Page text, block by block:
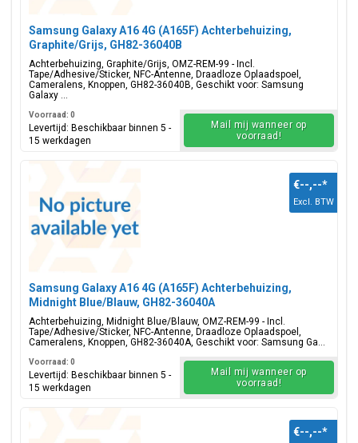
Samsung Galaxy A16 4G (A165F) Achterbehuizing,
Graphite/Grijs, GH82-36040B
Achterbehuizing, Graphite/Grijs, OMZ-REM-99 - Incl.
Tape/Adhesive/Sticker, NFC-Antenne, Draadloze Oplaadspoel,
Cameralens, Knoppen, GH82-36040B, Geschikt voor: Samsung
Galaxy ...
Voorraad: 0
Levertijd: Beschikbaar binnen 5 -
15 werkdagen
Mail mij wanneer op
voorraad!
Samsung Galaxy A16 4G (A165F) Achterbehuizing,
Midnight Blue/Blauw, GH82-36040A
Achterbehuizing, Midnight Blue/Blauw, OMZ-REM-99 - Incl.
Tape/Adhesive/Sticker, NFC-Antenne, Draadloze Oplaadspoel,
Cameralens, Knoppen, GH82-36040A, Geschikt voor: Samsung Ga...
€--,--*
Excl. BTW
Voorraad: 0
Levertijd: Beschikbaar binnen 5 -
15 werkdagen
Mail mij wanneer op
voorraad!
€--,--*